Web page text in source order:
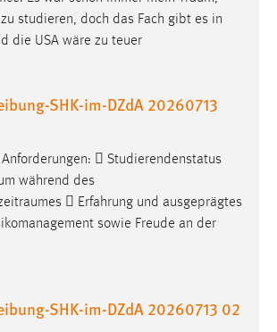
studieren, doch das Fach gibt es in
die USA wäre zu teuer
SHK-im-DZdA 20260713
 Studierendenstatus
während des
 Erfahrung und ausgeprägtes
sowie Freude an der
SHK-im-DZdA 20260713 02
personalisierte Werbung anzuzeigen.